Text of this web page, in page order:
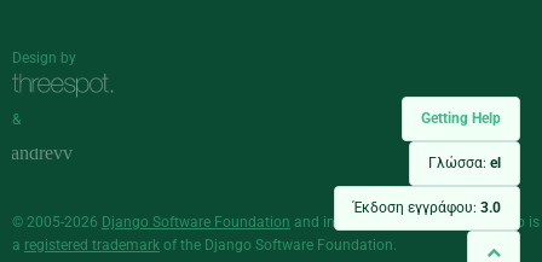
Getting Help
Γλώσσα: el
Έκδοση εγγράφου: 3.0
Design by
&
© 2005-2026 Django Software Foundation and individual contributors. Django is
a registered trademark of the Django Software Foundation.